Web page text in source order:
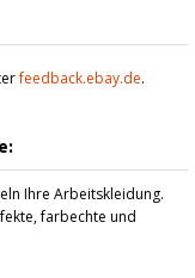
feedback.ebay.de.
Ihre Arbeitskleidung.
farbechte und